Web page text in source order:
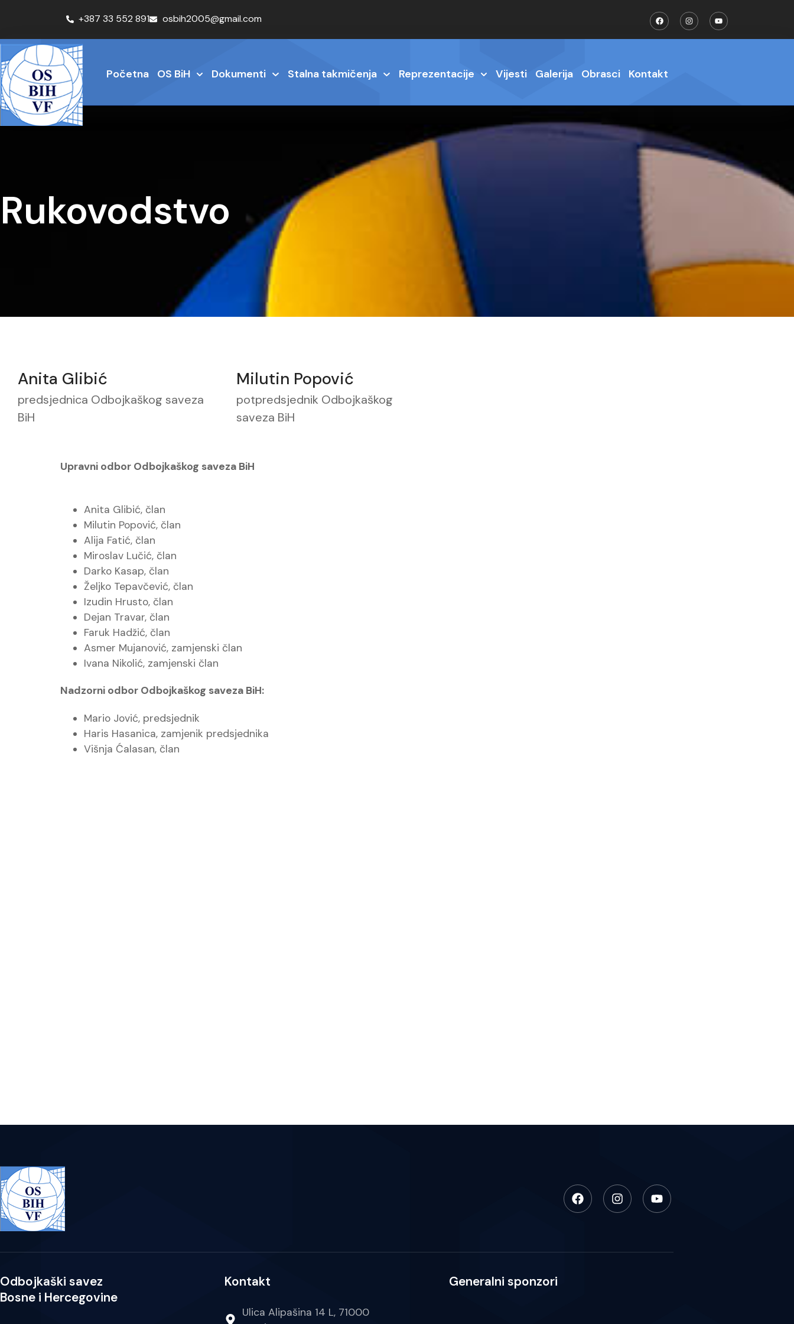
+387 33 552 891 osbih2005@gmail.com
Početna OS BiH Dokumenti Stalna takmičenja Reprezentacije Vijesti Galerija Obrasci Kontakt
Rukovodstvo
Anita Glibić
predsjednica Odbojkaškog saveza
BiH
Milutin Popović
potpredsjednik Odbojkaškog
saveza BiH
Upravni odbor Odbojkaškog saveza BiH
Anita Glibić, član
Milutin Popović, član
Alija Fatić, član
Miroslav Lučić, član
Darko Kasap, član
Željko Tepavčević, član
Izudin Hrusto, član
Dejan Travar, član
Faruk Hadžić, član
Asmer Mujanović, zamjenski član
Ivana Nikolić, zamjenski član
Nadzorni odbor Odbojkaškog saveza BiH:
Mario Jović, predsjednik
Haris Hasanica, zamjenik predsjednika
Višnja Ćalasan, član
Odbojkaški savez
Bosne i Hercegovine
Kontakt
Ulica Alipašina 14 L, 71000
Generalni sponzori